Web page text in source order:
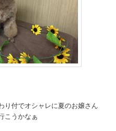
り付でオシャレに夏のお嬢さん
こうかなぁ